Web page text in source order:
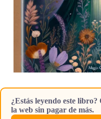
¿Estás leyendo este
la web sin pagar de más.